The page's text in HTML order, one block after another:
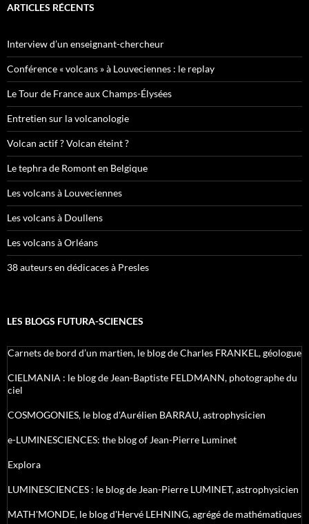
ARTICLES RÉCENTS
Interview d’un enseignant-chercheur
Conférence « volcans » à Louveciennes : le replay
Le Tour de France aux Champs-Élysées
Entretien sur la volcanologie
Volcan actif ? Volcan éteint ?
Le tephra de Romont en Belgique
Les volcans à Louveciennes
Les volcans à Doullens
Les volcans à Orléans
38 auteurs en dédicaces à Presles
LES BLOGS FUTURA-SCIENCES
Carnets de bord d’un martien, le blog de Charles FRANKEL, géologue
CIELMANIA : le blog de Jean-Baptiste FELDMANN, photographe du
ciel
COSMOGONIES, le blog d'Aurélien BARRAU, astrophysicien
e-LUMINESCIENCES: the blog of Jean-Pierre Luminet
Explora
LUMINESCIENCES : le blog de Jean-Pierre LUMINET, astrophysicien
MATH'MONDE, le blog d'Hervé LEHNING, agrégé de mathématiques